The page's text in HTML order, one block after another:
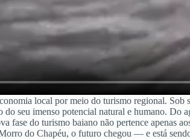
local por meio do turismo regional.
seu imenso potencial natural e humano. Do
do turismo baiano não pertence apenas
do Chapéu, o futuro chegou — e está